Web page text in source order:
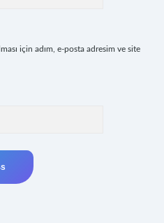
için adım, e-posta adresim ve site